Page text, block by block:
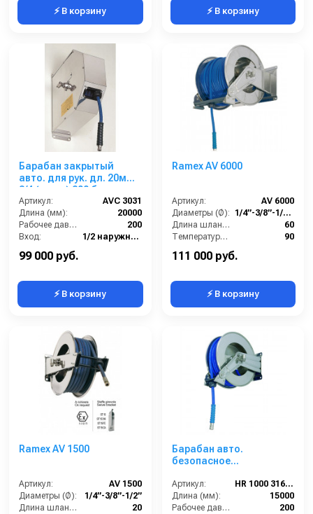
⚡ В корзину ⚡ В корзину
Барабан закрытый
авто. для рук. дл. 20м
3/4 (нерж.) 200 бар
Артикул:
AVC 3031
Длина (мм):
20000
Рабочее давление (бар):
200
Вход:
1/2 наружняя резьба
99 000 руб.
⚡ В корзину
Ramex AV 6000
Артикул:
AV 6000
Диаметры (Ø):
1/4”-3/8”-1/2” до 60м
Длина шланга ВД (м):
60
Температура (°C):
90
111 000 руб.
⚡ В корзину
Ramex AV 1500
Артикул:
AV 1500
Диаметры (Ø):
1/4”-3/8”-1/2”
Длина шланга ВД (м):
20
Барабан авто.
безопасное
15м 1/2 (нерж. AISI 316)
1/2ш. 1/2ш. 200 бар
Артикул:
HR 1000 316 BK
Длина (мм):
15000
Рабочее давление (бар):
200